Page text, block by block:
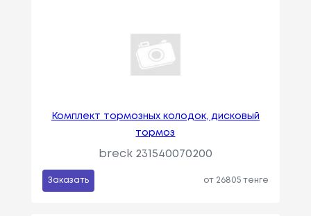
Комплект тормозных колодок, дисковый
тормоз
breck 231540070200
Заказать от 26805 тенге